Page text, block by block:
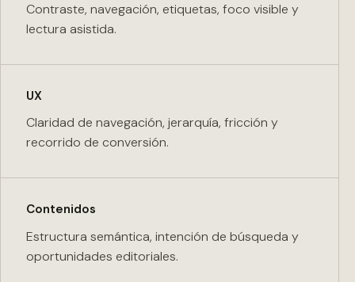
Contraste, navegación, etiquetas, foco visible y
lectura asistida.
UX
Claridad de navegación, jerarquía, fricción y
recorrido de conversión.
Contenidos
Estructura semántica, intención de búsqueda y
oportunidades editoriales.